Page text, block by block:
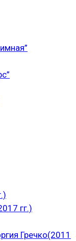
гг.)
Гречко(2011